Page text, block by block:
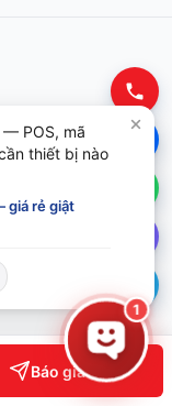
Báo giá
· Kệ kho thông
1
— POS, mã
thiết bị nào
giá rẻ giật